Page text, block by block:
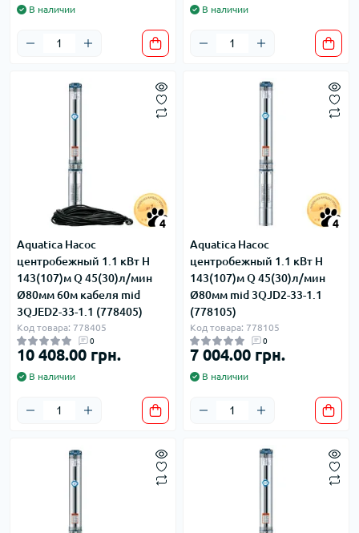
В наличии В наличии
4
Aquatica Насос
центробежный 1.1 кВт H
143(107)м Q 45(30)л/мин
Ø80мм 60м кабеля mid
3QJED2-33-1.1 (778405)
Код товара: 778405
0
10 408.00 грн.
В наличии
4
Aquatica Насос
центробежный 1.1 кВт H
143(107)м Q 45(30)л/мин
Ø80мм mid 3QJD2-33-1.1
(778105)
Код товара: 778105
0
7 004.00 грн.
В наличии